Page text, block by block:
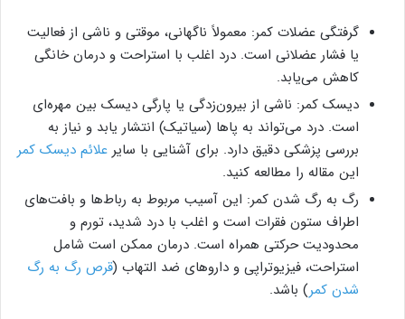
گرفتگی عضلات کمر: معمولاً ناگهانی، موقتی و ناشی از فعالیت
یا فشار عضلانی است. درد اغلب با استراحت و درمان خانگی
کاهش می‌یابد.
دیسک کمر: ناشی از بیرون‌زدگی یا پارگی دیسک بین مهره‌ای
است. درد می‌تواند به پاها (سیاتیک) انتشار یابد و نیاز به
بررسی پزشکی دقیق دارد. برای آشنایی با سایر علائم دیسک کمر
این مقاله را مطالعه کنید.
رگ به رگ شدن کمر: این آسیب مربوط به رباط‌ها و بافت‌های
اطراف ستون فقرات است و اغلب با درد شدید، تورم و
محدودیت حرکتی همراه است. درمان ممکن است شامل
استراحت، فیزیوتراپی و داروهای ضد التهاب (قرص رگ به رگ
شدن کمر) باشد.